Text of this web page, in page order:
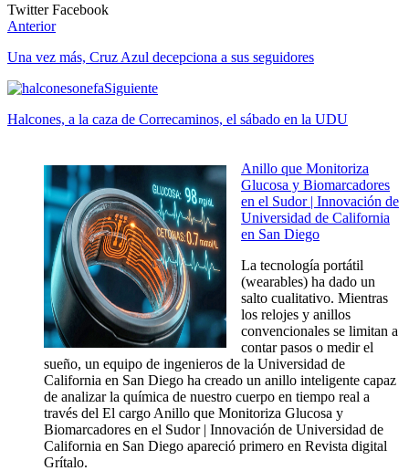
TwitterFacebook
Anterior
Una vez más, Cruz Azul decepciona a sus seguidores
Siguiente
Halcones, a la caza de Correcaminos, el sábado en la UDU
Anillo que Monitoriza
Glucosa y Biomarcadores
en el Sudor | Innovación de
Universidad de California
en San Diego
La tecnología portátil
(wearables) ha dado un
salto cualitativo. Mientras
los relojes y anillos
convencionales se limitan a
contar pasos o medir el
sueño, un equipo de ingenieros de la Universidad de
California en San Diego ha creado un anillo inteligente capaz
de analizar la química de nuestro cuerpo en tiempo real a
través del El cargo Anillo que Monitoriza Glucosa y
Biomarcadores en el Sudor | Innovación de Universidad de
California en San Diego apareció primero en Revista digital
Grítalo.